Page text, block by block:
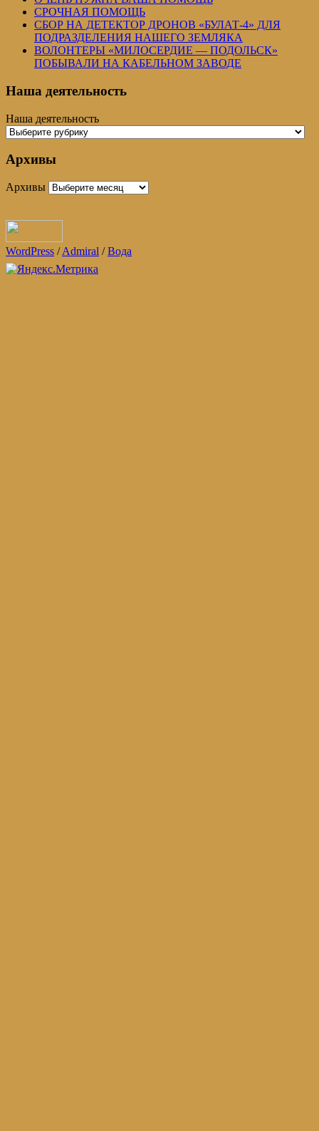
СРОЧНАЯ ПОМОЩЬ
СБОР НА ДЕТЕКТОР ДРОНОВ «БУЛАТ-4» ДЛЯ
ПОДРАЗДЕЛЕНИЯ НАШЕГО ЗЕМЛЯКА
ВОЛОНТЕРЫ «МИЛОСЕРДИЕ — ПОДОЛЬСК»
ПОБЫВАЛИ НА КАБЕЛЬНОМ ЗАВОДЕ
Наша деятельность
Наша деятельность
Архивы
Архивы
WordPress /Admiral /Вода